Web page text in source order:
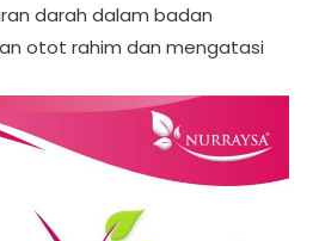
darah dalam badan
otot rahim dan mengatasi